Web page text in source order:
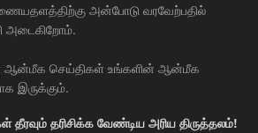
அன்போடு வரவேற்பதில்
அடைகிறோம்.
ஆன்மீக செய்திகள் உங்களின் ஆன்மீக
இருக்கும்.
தீரவும் தரிசிக்க வேண்டிய அரிய திருத்தலம்!